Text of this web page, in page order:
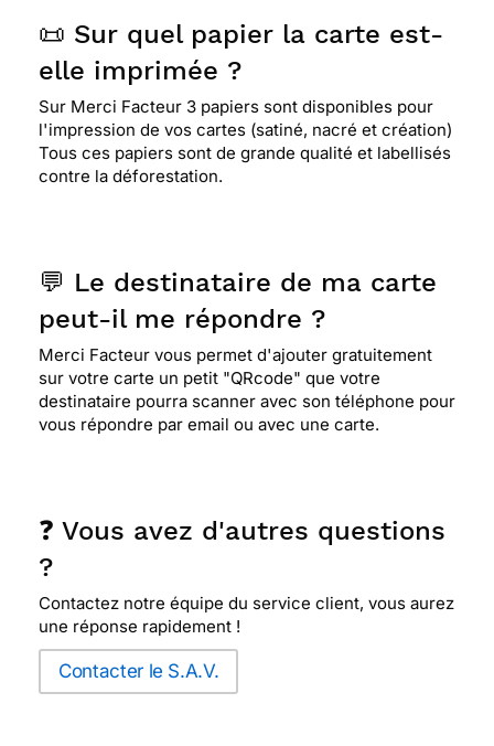
📜 Sur quel papier la carte est-
elle imprimée ?
Sur Merci Facteur 3 papiers sont disponibles pour
l'impression de vos cartes (satiné, nacré et création)
Tous ces papiers sont de grande qualité et labellisés
contre la déforestation.
💬 Le destinataire de ma carte
peut-il me répondre ?
Merci Facteur vous permet d'ajouter gratuitement
sur votre carte un petit "QRcode" que votre
destinataire pourra scanner avec son téléphone pour
vous répondre par email ou avec une carte.
❓ Vous avez d'autres questions
?
Contactez notre équipe du service client, vous aurez
une réponse rapidement !
Contacter le S.A.V.